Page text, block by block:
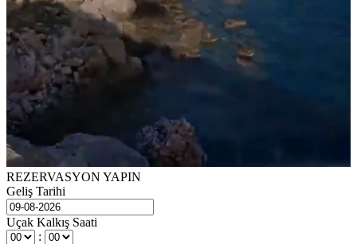
REZERVASYON YAPIN
Geliş Tarihi
Uçak Kalkış Saati
: